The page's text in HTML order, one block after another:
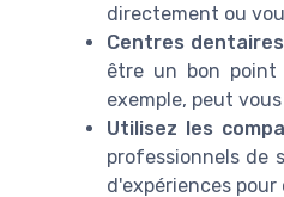
directement ou
Centres
être un bon point
exemple, peut
Utilisez les
professionnels de
d'expériences pour